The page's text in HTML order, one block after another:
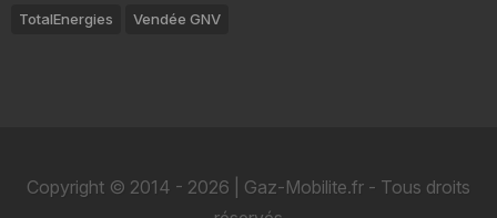
TotalEnergies
Vendée GNV
Copyright © 2014 - 2026 | Gaz-Mobilite.fr - Tous droits